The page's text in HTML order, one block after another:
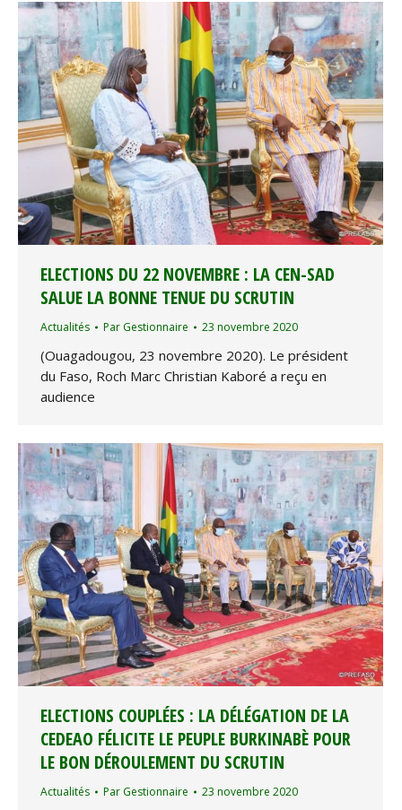
ELECTIONS DU 22 NOVEMBRE : LA CEN-SAD
SALUE LA BONNE TENUE DU SCRUTIN
Actualités Par Gestionnaire 23 novembre 2020
(Ouagadougou, 23 novembre 2020). Le président
du Faso, Roch Marc Christian Kaboré a reçu en
audience
ELECTIONS COUPLÉES : LA DÉLÉGATION DE LA
CEDEAO FÉLICITE LE PEUPLE BURKINABÈ POUR
LE BON DÉROULEMENT DU SCRUTIN
Actualités Par Gestionnaire 23 novembre 2020